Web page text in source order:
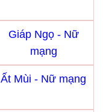
Giáp Ngọ - Nữ
mạng
Ất Mùi - Nữ mạng